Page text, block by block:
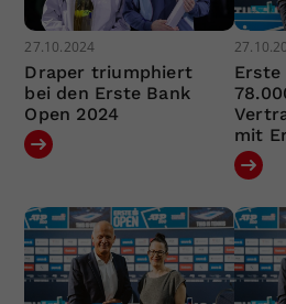
27.10.2024
Draper triumphiert
bei den Erste Bank
Open 2024
Erste
mit